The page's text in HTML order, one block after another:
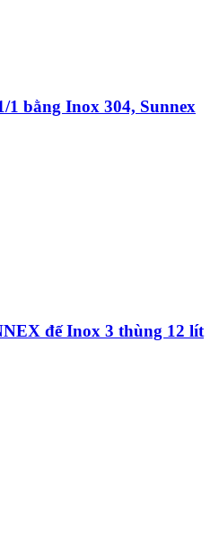
1 bằng Inox 304, Sunnex
đế Inox 3 thùng 12 lít